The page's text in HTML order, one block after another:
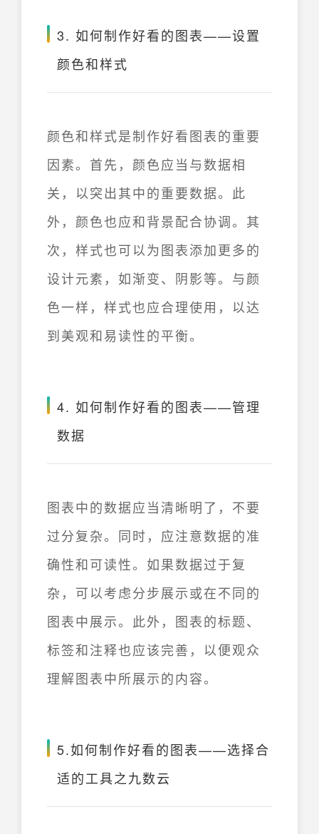
3. 如何制作好看的图表——设置
颜色和样式
颜色和样式是制作好看图表的重要
因素。首先，颜色应当与数据相
关，以突出其中的重要数据。此
外，颜色也应和背景配合协调。其
次，样式也可以为图表添加更多的
设计元素，如渐变、阴影等。与颜
色一样，样式也应合理使用，以达
到美观和易读性的平衡。
4. 如何制作好看的图表——管理
数据
图表中的数据应当清晰明了，不要
过分复杂。同时，应注意数据的准
确性和可读性。如果数据过于复
杂，可以考虑分步展示或在不同的
图表中展示。此外，图表的标题、
标签和注释也应该完善，以便观众
理解图表中所展示的内容。
5.如何制作好看的图表——选择合
适的工具之九数云